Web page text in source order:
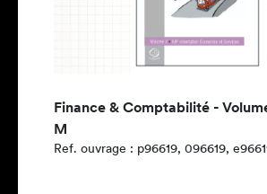
Finance & Comptabilité -
M
Ref. ouvrage : p96619, 096619,